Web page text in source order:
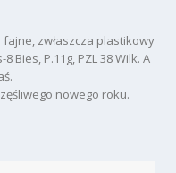
zwłaszcza plastikowy
Bies, P.11g, PZL 38 Wilk. A
nowego roku.